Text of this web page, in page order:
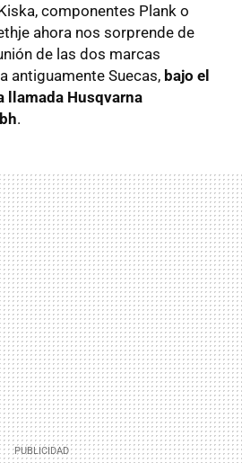
componentes Plank o
ahora nos sorprende de
de las dos marcas
antiguamente Suecas, bajo el
llamada Husqvarna
.